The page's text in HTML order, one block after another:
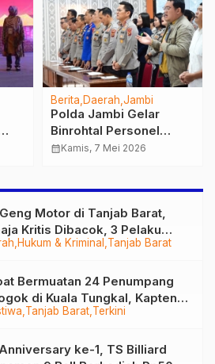
Berita Daerah Jambi
Polda Jambi Gelar
Binrohtal Personel
Nasrani, Perkuat
calendar_monthKamis, 7 Mei 2026
Hukum & Kriminal Tanjab Barat
Motor di Tanjab Barat,
Kritis Dibacok, 3 Pelaku
Tanjab Barat Terkini
Bermuatan 24 Penumpang
di Kuala Tungkal, Kapten
ke-1, TS Billiard